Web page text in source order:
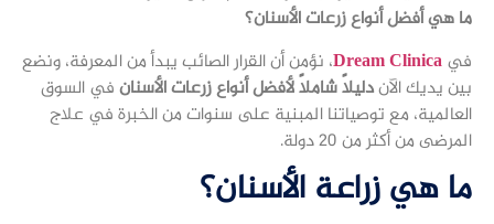
ما هي أفضل أنواع زرعات الأسنان؟
فيDream Clinica، نؤمن أن القرار الصائب يبدأ من المعرفة، ونضع
بين يديك الآندليلاً شاملاً لأفضل أنواع زرعات الأسنانفي السوق
العالمية، مع توصياتنا المبنية على سنوات من الخبرة في علاج
المرضى من أكثر من 20 دولة.
ما هي زراعة الأسنان؟